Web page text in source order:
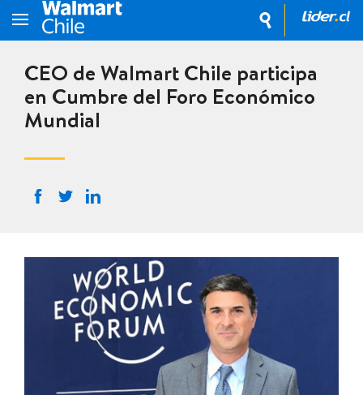
CEO de Walmart Chile participa
en Cumbre del Foro Económico
Mundial